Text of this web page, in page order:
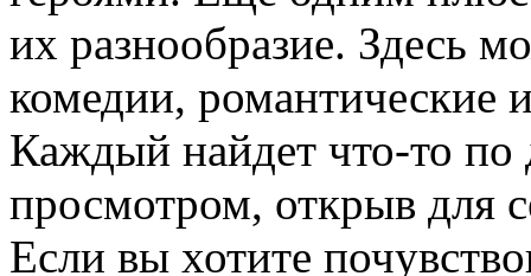
их разнообразие. Здесь
комедии, романтические
Каждый найдет что-то по
просмотром, открыв для
Если вы хотите